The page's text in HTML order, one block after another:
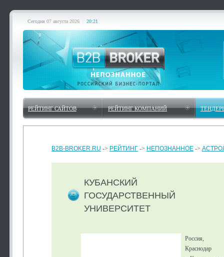
Сегодня 07 августа 2026 20:21
РЕЙТИНГ САЙТОВ РЕЙТИНГ КОМПАНИЙ
B2B-BROKER.RU -> РЕЙТИНГ -> НЕПОЗНАННОЕ ->
КУБАНСКИЙ
ГОСУДАРСТВЕННЫЙ
УНИВЕРСИТЕТ
Россия,
Краснодар